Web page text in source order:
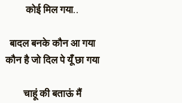
कोई मिल गया..
बादल बनके कौन आ गया
कौन है जो दिल पे यूँ छा गया
चाहूं की बताऊं मैं